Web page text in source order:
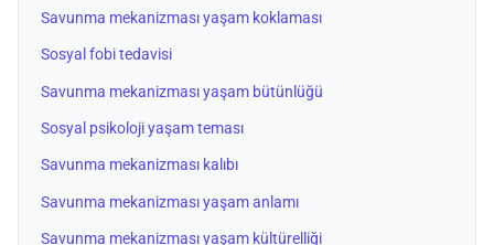
Savunma mekanizması yaşam koklaması
Sosyal fobi tedavisi
Savunma mekanizması yaşam bütünlüğü
Sosyal psikoloji yaşam teması
Savunma mekanizması kalıbı
Savunma mekanizması yaşam anlamı
Savunma mekanizması yaşam kültürelliği